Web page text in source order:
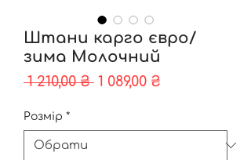
Штани карго євро/
зима Молочний
1 210,00 ₴ Звичайна
1 089,00 ₴
Розмір *